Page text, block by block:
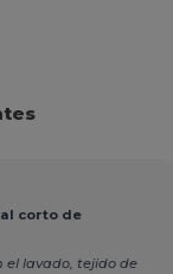
corto de
lavado, tejido de